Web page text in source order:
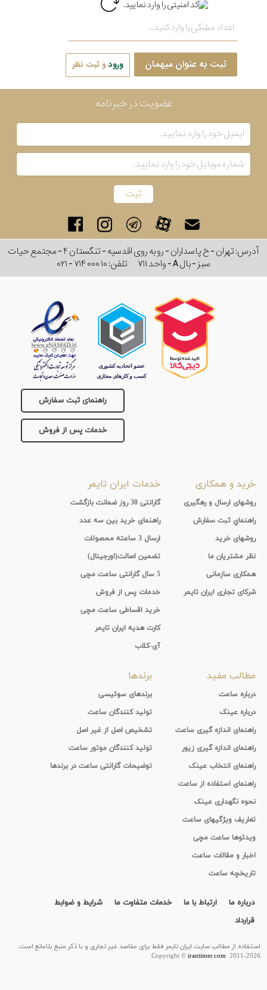
ثبت به عنوان میهمان ورودو ثبت نظر
عضویت در خبرنامه
آدرس: تهران - خ پاسداران - رو به روی اقدسیه - تنگستان ۴ - مجتمع حیات
سبز - بال A - واحد ۷۱۱
تلفن:۰۲۱ - ۷۱۴ ۰۰۰ ۱۰
راهنمای ثبت سفارش
خدمات پس از فروش
خرید و همکاری
روشهای ارسال و رهگیری
راهنماي ثبت سفارش
روشهای خرید
نظر مشتریان ما
همکاری سازمانی
شرکای تجاری ایران تایمر
خدمات ایران تایمر
گارانتی 30 روز ضمانت بازگشت
راهنمای خرید بین سه عدد
ارسال 3 ساعته محصولات
تضمین اصالت(اورجینال)
5 سال گارانتی ساعت مچی
خدمات پس از فروش
خرید اقساطی ساعت مچی
کارت هدیه ایران تایمر
آی-کلاب
مطالب مفید
درباره ساعت
درباره عینک
راهنمای اندازه گیری ساعت
راهنمای اندازه گیری زیور
راهنمای انتخاب عینک
راهنمای استفاده از ساعت
نحوه نگهداری عینک
تعاریف ویژگیهای ساعت
ویدئوها ساعت مچی
اخبار و مقالات ساعت
تاریخچه ساعت
برندها
برندهای سوئیسی
تولید کنندگان ساعت
تشخیص اصل از غیر اصل
تولید کنندگان موتور ساعت
توضیحات گارانتی ساعت در برندها
درباره ما ارتباط با ما خدمات متفاوت ما
شرایط و ضوابط
قرارداد
استفاده از مطالب سايت ایران تایمر فقط برای مقاصد غیر تجاری و با ذکر منبع بلامانع است.
Copyright ©irantimer.com2011-2026